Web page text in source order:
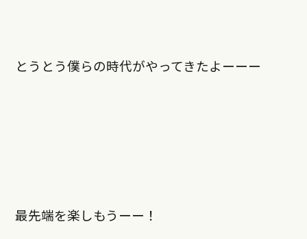
とうとう僕らの時代がやってきたよーーー
最先端を楽しもうーー！